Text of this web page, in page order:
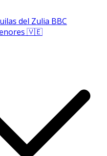
del Zulia BBC
🇻🇪